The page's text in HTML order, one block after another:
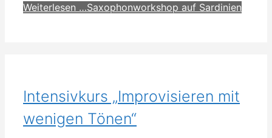
Weiterlesen …Saxophonworkshop auf Sardinien
Intensivkurs „Improvisieren mit
wenigen Tönen“